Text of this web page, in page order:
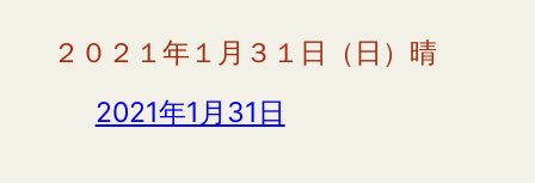
２０２１年１月３１日（日）晴
2021年1月31日